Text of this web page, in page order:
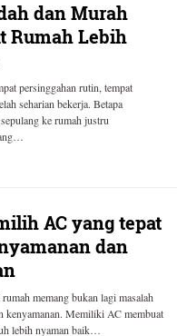
dan Murah
Rumah Lebih
persinggahan rutin, tempat
seharian bekerja. Betapa
ke rumah justru
AC yang tepat
dan
memang bukan lagi masalah
kenyamanan. Memiliki AC membuat
lebih nyaman baik…